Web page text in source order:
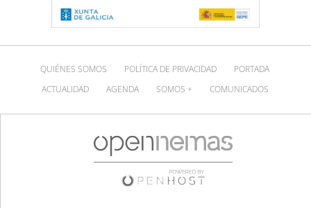
QUIÉNES SOMOS POLÍTICA DE PRIVACIDAD
PORTADA
ACTUALIDAD
AGENDA SOMOS + COMUNICADOS